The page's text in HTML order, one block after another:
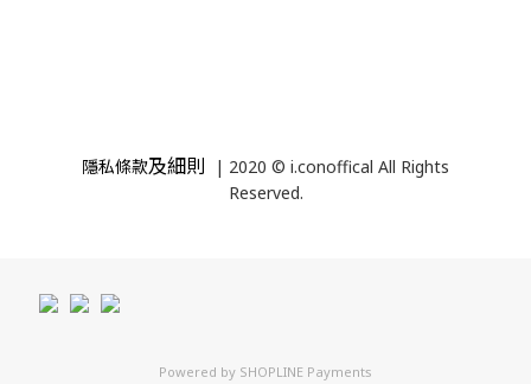
隱私條款及細則
| 2020 © i.conoffical All Rights
Reserved.
Powered by SHOPLINE Payments